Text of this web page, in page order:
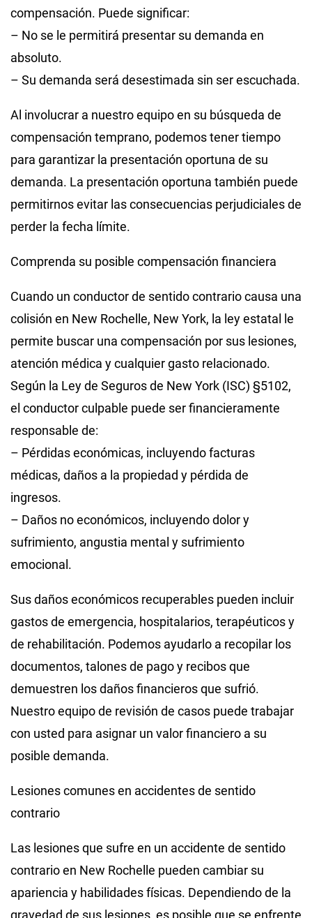
compensación. Puede significar:
– No se le permitirá presentar su demanda en
absoluto.
– Su demanda será desestimada sin ser escuchada.
Al involucrar a nuestro equipo en su búsqueda de
compensación temprano, podemos tener tiempo
para garantizar la presentación oportuna de su
demanda. La presentación oportuna también puede
permitirnos evitar las consecuencias perjudiciales de
perder la fecha límite.
Comprenda su posible compensación financiera
Cuando un conductor de sentido contrario causa una
colisión en New Rochelle, New York, la ley estatal le
permite buscar una compensación por sus lesiones,
atención médica y cualquier gasto relacionado.
Según la Ley de Seguros de New York (ISC) §5102,
el conductor culpable puede ser financieramente
responsable de:
– Pérdidas económicas, incluyendo facturas
médicas, daños a la propiedad y pérdida de
ingresos.
– Daños no económicos, incluyendo dolor y
sufrimiento, angustia mental y sufrimiento
emocional.
Sus daños económicos recuperables pueden incluir
gastos de emergencia, hospitalarios, terapéuticos y
de rehabilitación. Podemos ayudarlo a recopilar los
documentos, talones de pago y recibos que
demuestren los daños financieros que sufrió.
Nuestro equipo de revisión de casos puede trabajar
con usted para asignar un valor financiero a su
posible demanda.
Lesiones comunes en accidentes de sentido
contrario
Las lesiones que sufre en un accidente de sentido
contrario en New Rochelle pueden cambiar su
apariencia y habilidades físicas. Dependiendo de la
gravedad de sus lesiones, es posible que se enfrente